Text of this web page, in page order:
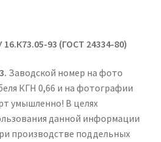
16.К73.05-93 (ГОСТ 24334-80)
Заводской номер на фото
КГН 0,66 и на фотографии
умышленно! В целях
данной информации
производстве поддельных